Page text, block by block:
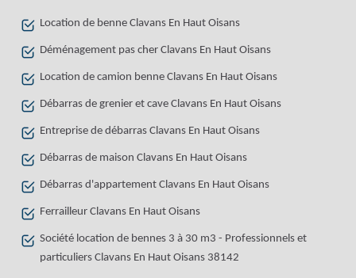
Location de benne Clavans En Haut Oisans
Déménagement pas cher Clavans En Haut Oisans
Location de camion benne Clavans En Haut Oisans
Débarras de grenier et cave Clavans En Haut Oisans
Entreprise de débarras Clavans En Haut Oisans
Débarras de maison Clavans En Haut Oisans
Débarras d'appartement Clavans En Haut Oisans
Ferrailleur Clavans En Haut Oisans
Société location de bennes 3 à 30 m3 - Professionnels et
particuliers Clavans En Haut Oisans 38142